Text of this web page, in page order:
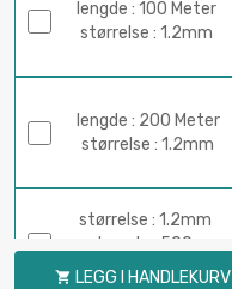
lengde : 100 Meter
størrelse : 1.2mm
lengde : 200 Meter
størrelse : 1.2mm
størrelse : 1.2mm
lengde : 500
Meter
 LEGG I HANDLEKURV